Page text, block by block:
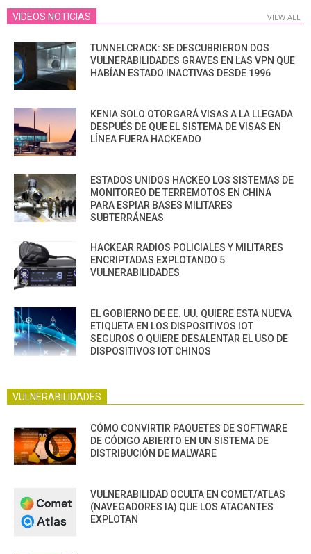
VIDEOS NOTICIAS VIEW ALL
TUNNELCRACK: SE DESCUBRIERON DOS
VULNERABILIDADES GRAVES EN LAS VPN QUE
HABÍAN ESTADO INACTIVAS DESDE 1996
KENIA SOLO OTORGARÁ VISAS A LA LLEGADA
DESPUÉS DE QUE EL SISTEMA DE VISAS EN
LÍNEA FUERA HACKEADO
ESTADOS UNIDOS HACKEO LOS SISTEMAS DE
MONITOREO DE TERREMOTOS EN CHINA
PARA ESPIAR BASES MILITARES
SUBTERRÁNEAS
HACKEAR RADIOS POLICIALES Y MILITARES
ENCRIPTADAS EXPLOTANDO 5
VULNERABILIDADES
EL GOBIERNO DE EE. UU. QUIERE ESTA NUEVA
ETIQUETA EN LOS DISPOSITIVOS IOT
SEGUROS O QUIERE DESALENTAR EL USO DE
DISPOSITIVOS IOT CHINOS
VULNERABILIDADES
CÓMO CONVIRTIR PAQUETES DE SOFTWARE
DE CÓDIGO ABIERTO EN UN SISTEMA DE
DISTRIBUCIÓN DE MALWARE
VULNERABILIDAD OCULTA EN COMET/ATLAS
(NAVEGADORES IA) QUE LOS ATACANTES
EXPLOTAN